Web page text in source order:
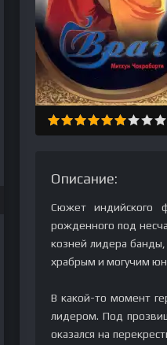
Описание:
Сюжет индийского
рожденного под
козней лидера
храбрым и могучим
В какой-то момент
лидером. Под
оказался на